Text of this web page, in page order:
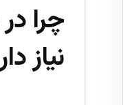
چرا
نیاز